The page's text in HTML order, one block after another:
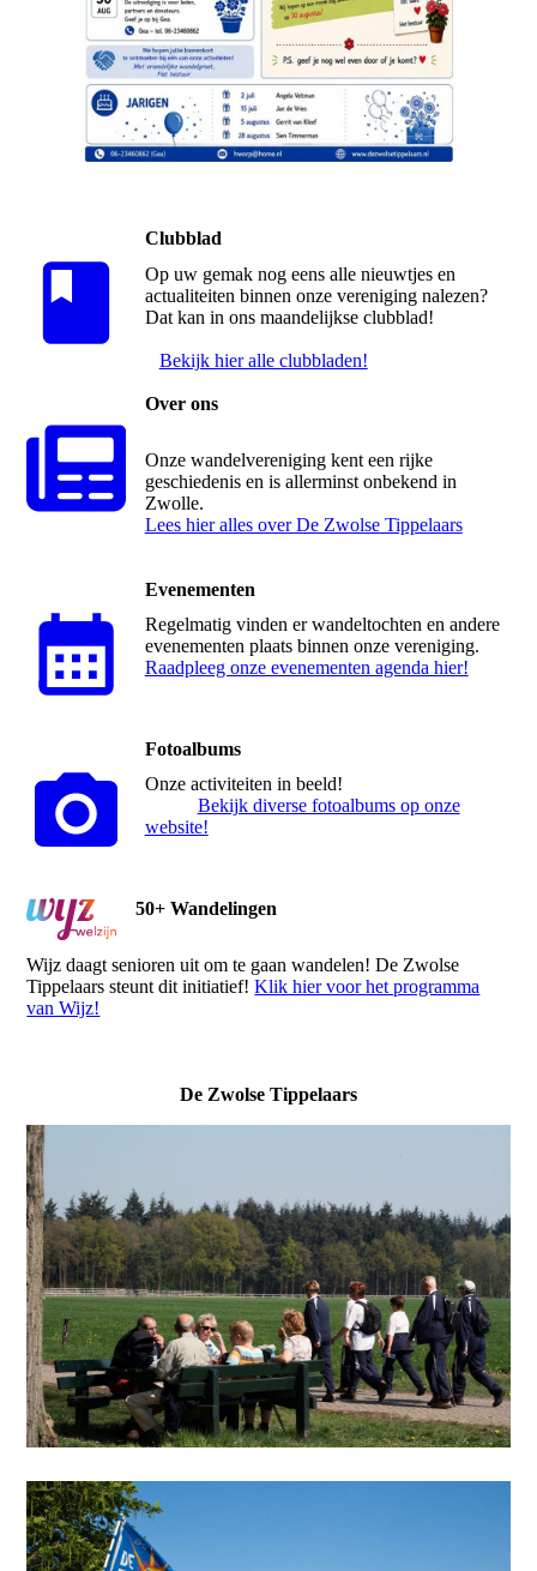
Clubblad
Op uw gemak nog eens alle nieuwtjes en
actualiteiten binnen onze vereniging nalezen?
Dat kan in ons maandelijkse clubblad!
Bekijk hier alle clubbladen!
Over ons
Onze wandelvereniging kent een rijke
geschiedenis en is allerminst onbekend in
Zwolle.
Lees hier alles over De Zwolse Tippelaars
Evenementen
Regelmatig vinden er wandeltochten en andere
evenementen plaats binnen onze vereniging.
Raadpleeg onze evenementen agenda hier!
Fotoalbums
Onze activiteiten in beeld!
Bekijk diverse fotoalbums op onze
website!
50+ Wandelingen
Wijz daagt senioren uit om te gaan wandelen! De Zwolse
Tippelaars steunt dit initiatief!Klik hier voor het programma
van Wijz!
De Zwolse Tippelaars